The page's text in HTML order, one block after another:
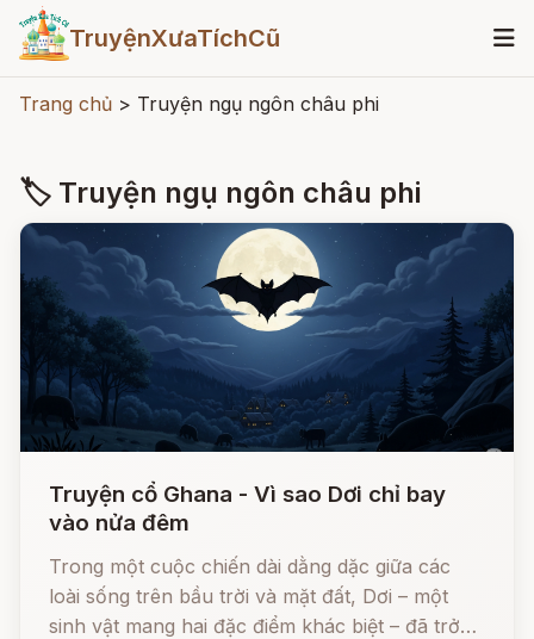
TruyệnXưaTíchCũ
Trang chủ > Truyện ngụ ngôn châu phi
🏷 Truyện ngụ ngôn châu phi
Truyện cổ Ghana - Vì sao Dơi chỉ bay
vào nửa đêm
Trong một cuộc chiến dài dằng dặc giữa các
loài sống trên bầu trời và mặt đất, Dơi – một
sinh vật mang hai đặc điểm khác biệt – đã trở